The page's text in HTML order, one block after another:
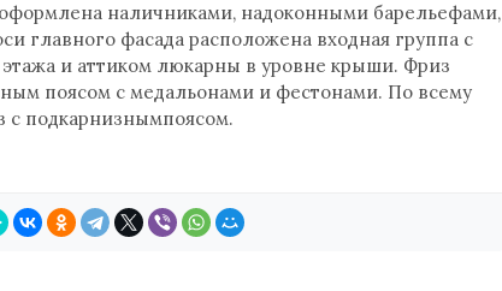
наличниками, надоконными барельефами,
главного фасада расположена входная группа с
и аттиком люкарны в уровне крыши. Фриз
поясом с медальонами и фестонами. По всему
с подкарнизнымпоясом.